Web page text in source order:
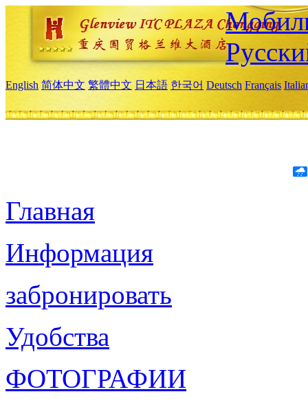
English 简体中文 繁體中文 日本語 한국어 Deutsch Français
Главная
Информация
забронировать
Удобства
ФОТОГРАФИИ